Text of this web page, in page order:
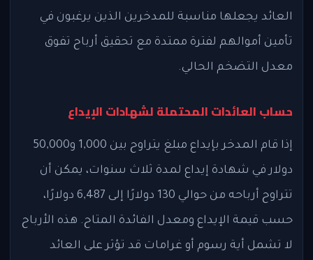
العائد يجعلها مناسبة للمدخرين الذين يرغبون في
تأمين أموالهم لفترة ممتدة مع تحقيق أرباح تفوق
معدل التضخم الحالي.
حساب العائدات المحتملة لشهادات الإيداع
إذا قام المدخر بإيداع مبلغ يتراوح بين 1,000 و50,000
دولار في شهادة إيداع لمدة ثلاث سنوات، يمكن أن
تتراوح أرباحه من حوالي 130 دولارًا إلى 6,487 دولارًا،
حسب قيمة الإيداع ومعدل الفائدة المتاح. هذه الأرباح
لا تشمل أية رسوم أو غرامات قد تؤثر على العائد